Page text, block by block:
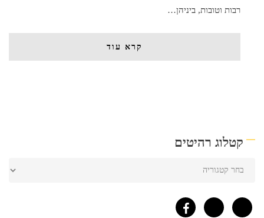
רבות וטובות, ביניהן…
קרא עוד
קטלוג רהיטים